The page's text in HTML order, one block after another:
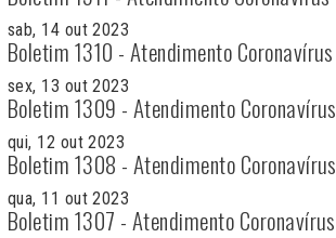
sab, 14 out 2023
Boletim 1310 - Atendimento Coronavírus
sex, 13 out 2023
Boletim 1309 - Atendimento Coronavírus
qui, 12 out 2023
Boletim 1308 - Atendimento Coronavírus
qua, 11 out 2023
Boletim 1307 - Atendimento Coronavírus